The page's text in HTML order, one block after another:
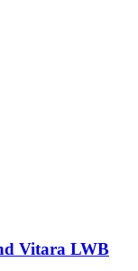
Vitara LWB